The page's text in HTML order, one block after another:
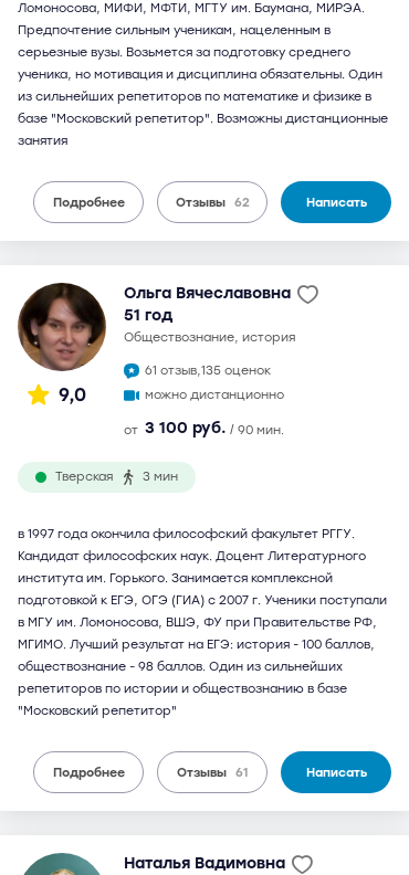
Ломоносова, МИФИ, МФТИ, МГТУ им. Баумана, МИРЭА.
Предпочтение сильным ученикам, нацеленным в
серьезные вузы. Возьмется за подготовку среднего
ученика, но мотивация и дисциплина обязательны. Один
из сильнейших репетиторов по математике и физике в
базе "Московский репетитор". Возможны дистанционные
занятия
Подробнее Отзывы 62 Написать
9,0
Ольга Вячеславовна
51 год
обществознание, история
61 отзыв,135 оценок
можно дистанционно
от 3 100 руб. / 90 мин.
Тверская 3 мин
в 1997 года окончила философский факультет РГГУ.
Кандидат философских наук. Доцент Литературного
института им. Горького. Занимается комплексной
подготовкой к ЕГЭ, ОГЭ (ГИА) с 2007 г. Ученики поступали
в МГУ им. Ломоносова, ВШЭ, ФУ при Правительстве РФ,
МГИМО. Лучший результат на ЕГЭ: история - 100 баллов,
обществознание - 98 баллов. Один из сильнейших
репетиторов по истории и обществознанию в базе
"Московский репетитор"
Подробнее Отзывы 61 Написать
Наталья Вадимовна